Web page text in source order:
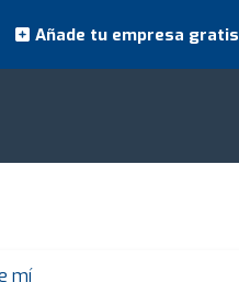
Añade tu empresa gratis
mí